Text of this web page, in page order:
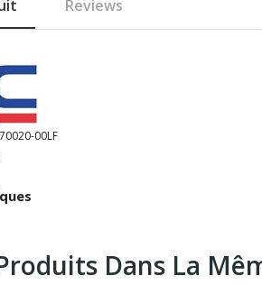
Reviews
00LF
Dans La